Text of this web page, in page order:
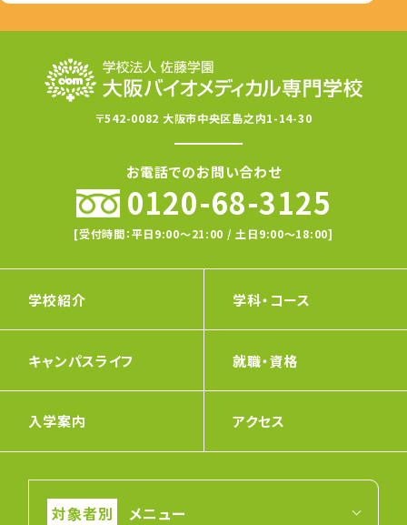
〒542-0082 大阪市中央区島之内1-14-30
お電話でのお問い合わせ
0120-68-3125
[受付時間：平日9:00〜21:00 / 土日9:00〜18:00]
学校紹介 学科・コース
キャンパスライフ 就職・資格
入学案内 アクセス
メニュー